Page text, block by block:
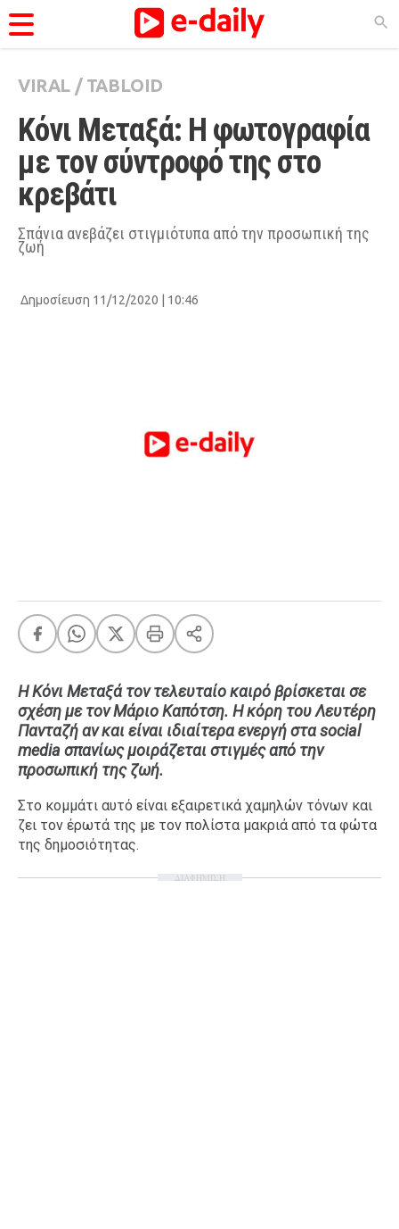
ΚΑΤΗΓΟΡΊΕΣ
Ειδήσεις
Θέματα
Videos
Podcasts
Viral
Life
A-List LGBTQI+
LIFE
Ταξίδια
Style
Σπίτι
Family
Σχέσεις
VIRAL / TABLOID
Κόνι Μεταξά: Η φωτογραφία
με τον σύντροφό της στο
κρεβάτι
Σπάνια ανεβάζει στιγμιότυπα από την προσωπική της
ζωή
Δημοσίευση 11/12/2020 | 10:46
Η Κόνι Μεταξά τον τελευταίο καιρό βρίσκεται σε
σχέση με τον Μάριο Καπότση. Η κόρη του Λευτέρη
Πανταζή αν και είναι ιδιαίτερα ενεργή στα social
media σπανίως μοιράζεται στιγμές από την
προσωπική της ζωή.
Στο κομμάτι αυτό είναι εξαιρετικά χαμηλών τόνων και
ζει τον έρωτά της με τον πολίστα μακριά από τα φώτα
της δημοσιότητας.
ΔΙΑΦΗΜΙΣΗ